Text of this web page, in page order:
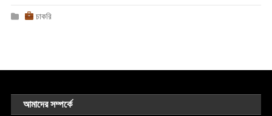
চাকরি
আমাদের সম্পর্কে